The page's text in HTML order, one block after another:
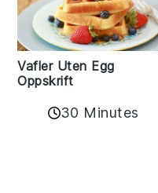
Vafler Uten Egg
Oppskrift
30 Minutes